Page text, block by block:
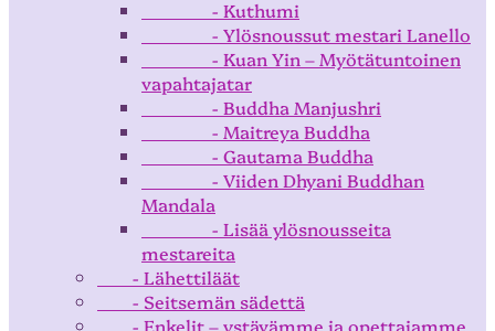
- Kuthumi
- Ylösnoussut mestari Lanello
- Kuan Yin – Myötätuntoinen
vapahtajatar
- Buddha Manjushri
- Maitreya Buddha
- Gautama Buddha
- Viiden Dhyani Buddhan
Mandala
- Lisää ylösnousseita
mestareita
- Lähettiläät
- Seitsemän sädettä
- Enkelit – ystävämme ja opettajamme